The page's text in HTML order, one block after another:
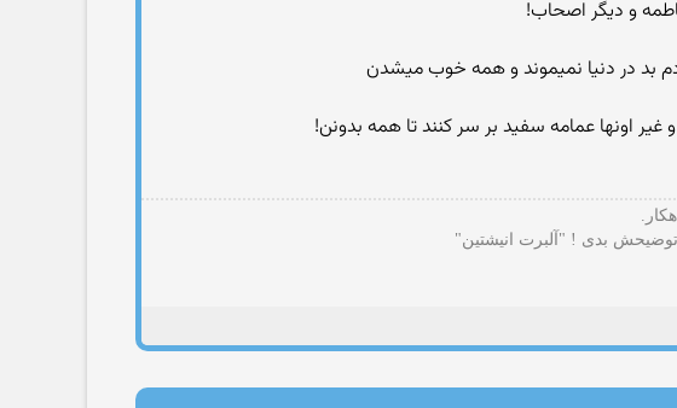
ادم بد در دنیا نمیموند و همه خوب میشدن
بدی ! "آلبرت انیشتین"